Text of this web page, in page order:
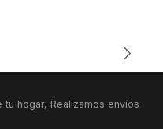
hogar, Realizamos envíos